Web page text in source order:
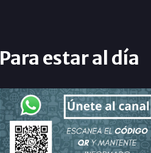
Para estar al día